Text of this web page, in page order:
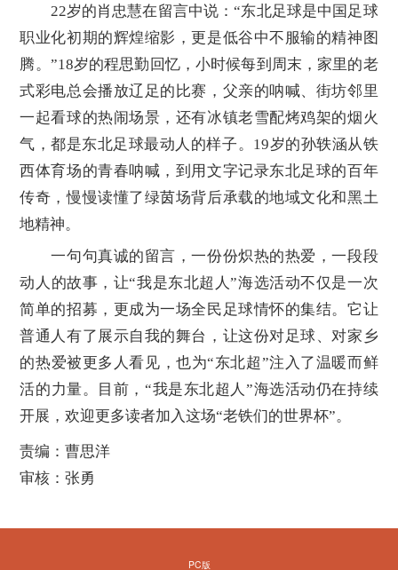
22岁的肖忠慧在留言中说：“东北足球是中国足球
职业化初期的辉煌缩影，更是低谷中不服输的精神图
腾。”18岁的程思勤回忆，小时候每到周末，家里的老
式彩电总会播放辽足的比赛，父亲的呐喊、街坊邻里
一起看球的热闹场景，还有冰镇老雪配烤鸡架的烟火
气，都是东北足球最动人的样子。19岁的孙轶涵从铁
西体育场的青春呐喊，到用文字记录东北足球的百年
传奇，慢慢读懂了绿茵场背后承载的地域文化和黑土
地精神。
一句句真诚的留言，一份份炽热的热爱，一段段
动人的故事，让“我是东北超人”海选活动不仅是一次
简单的招募，更成为一场全民足球情怀的集结。它让
普通人有了展示自我的舞台，让这份对足球、对家乡
的热爱被更多人看见，也为“东北超”注入了温暖而鲜
活的力量。目前，“我是东北超人”海选活动仍在持续
开展，欢迎更多读者加入这场“老铁们的世界杯”。
责编：曹思洋
审核：张勇
PC版